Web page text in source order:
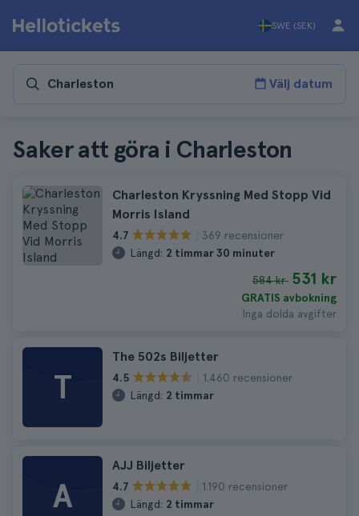
SWE (SEK)
Välj datum
Saker att göra i Charleston
Charleston Kryssning Med Stopp Vid
Morris Island
4.7
369 recensioner
Längd: 2 timmar 30 minuter
584 kr 531 kr
GRATIS avbokning
Inga dolda avgifter
T
The 502s Biljetter
4.5
1.460 recensioner
Längd: 2 timmar
A
AJJ Biljetter
4.7
1.190 recensioner
Längd: 2 timmar